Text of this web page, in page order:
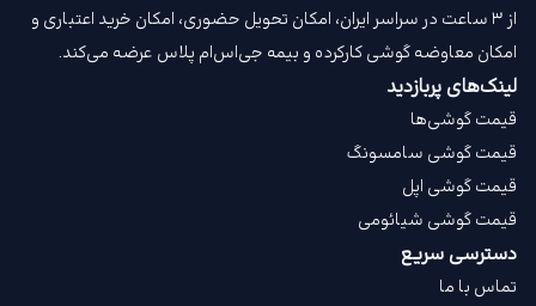
از ۳ ساعت در سراسر ایران، امکان تحویل حضوری، امکان خرید اعتباری و
امکان معاوضه گوشی کارکرده و بیمه جی‌اس‌ام‌ پلاس عرضه می‌کند.
لینک‌های پربازدید
قیمت گوشی‌ها
قیمت گوشی سامسونگ
قیمت گوشی اپل
قیمت گوشی شیائومی
دسترسی سریع
تماس با ما